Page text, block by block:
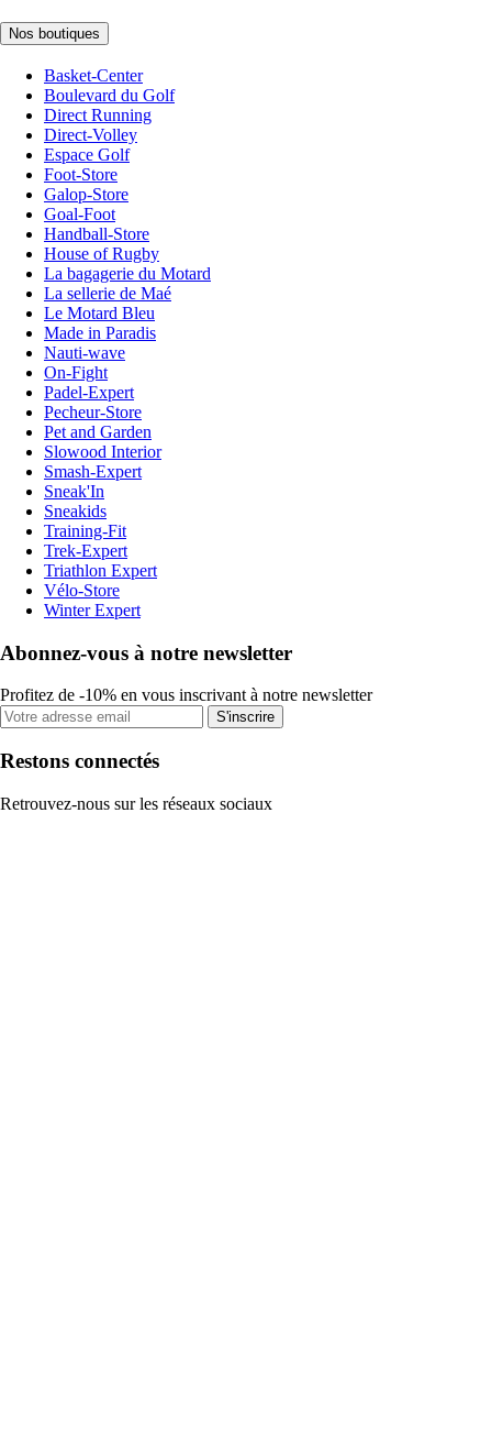
Nos boutiques
Basket-Center
Boulevard du Golf
Direct Running
Direct-Volley
Espace Golf
Foot-Store
Galop-Store
Goal-Foot
Handball-Store
House of Rugby
La bagagerie du Motard
La sellerie de Maé
Le Motard Bleu
Made in Paradis
Nauti-wave
On-Fight
Padel-Expert
Pecheur-Store
Pet and Garden
Slowood Interior
Smash-Expert
Sneak'In
Sneakids
Training-Fit
Trek-Expert
Triathlon Expert
Vélo-Store
Winter Expert
Abonnez-vous à notre newsletter
Profitez de -10% en vous inscrivant à notre newsletter
S'inscrire
Restons connectés
Retrouvez-nous sur les réseaux sociaux